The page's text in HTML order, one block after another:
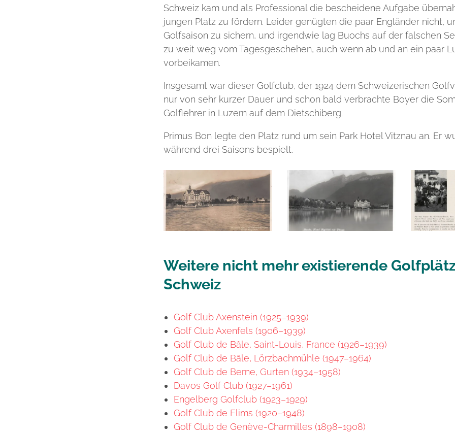
Schweiz kam und als Professional die bescheidene Aufgabe
jungen Platz zu fördern. Leider genügten die paar Engländer nicht,
Golfsaison zu sichern, und irgendwie lag Buochs auf der falschen
zu weit weg vom Tagesgeschehen, auch wenn ab und an ein paar
vorbeikamen.
Insgesamt war dieser Golfclub, der 1924 dem Schweizerischen
nur von sehr kurzer Dauer und schon bald verbrachte Boyer die
Golflehrer in Luzern auf dem Dietschiberg.
Primus Bon legte den Platz rund um sein Park Hotel Vitznau an. Er
während drei Saisons bespielt.
Weitere nicht mehr existierende
Schweiz
Golf Club Axenstein (1925–1939)
Golf Club Axenfels (1906–1939)
Golf Club de Bâle, Saint-Louis, France (1926–1939)
Golf Club de Bâle, Lörzbachmühle (1947–1964)
Golf Club de Berne, Gurten (1934–1958)
Davos Golf Club (1927–1961)
Engelberg Golfclub (1923–1929)
Golf Club de Flims (1920–1948)
Golf Club de Genève-Charmilles (1898–1908)